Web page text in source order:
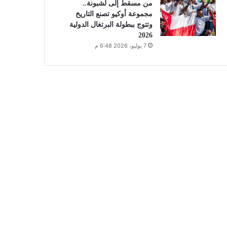
من مسقط إلى لشبونة..
مجموعة أوكيو تصنع التاريخ
وتتوج ببطولة البرتغال الدولية
2026
7 يوليو، 2026 6:48 م